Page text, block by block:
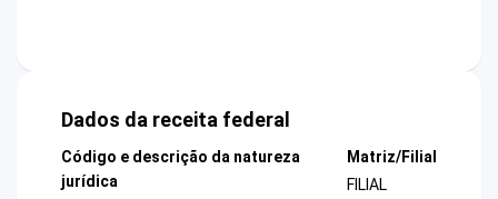
Dados da receita federal
Código e descrição da natureza
jurídica
Matriz/Filial
FILIAL